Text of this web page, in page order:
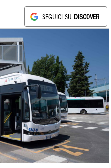
SEGUICI SU DISCOVER